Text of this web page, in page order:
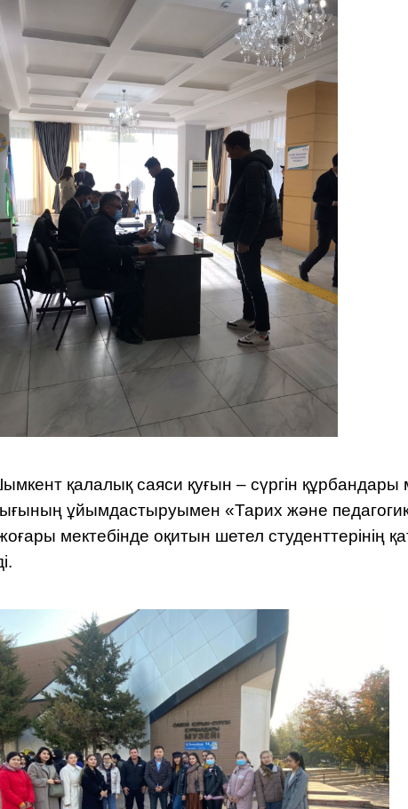
қалалық саяси қуғын – сүргін
ұйымдастыруымен «Тарих және
мектебінде оқитын шетел студенттерінің